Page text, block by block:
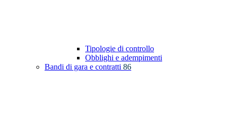
Tipologie di controllo
Obblighi e adempimenti
Bandi di gara e contratti 86